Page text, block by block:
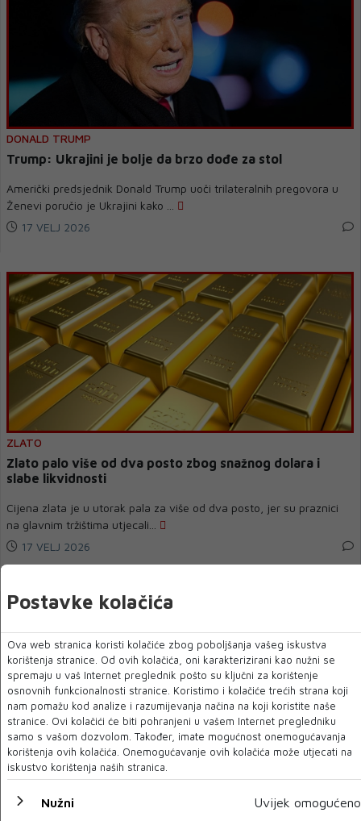
DONALD TRUMP
Trump: Ukrajini je bolje da brzo dođe za stol
Američki predsjednik Donald Trump uoči trilateralnih pregovora u
Ženevi poručio je Ukrajini kako ...
17 VELJ 2026
ZLATO
Zlato palo više od dva posto zbog snažnog dolara i
slabe likvidnosti
Cijena zlata je u utorak pala za više od dva posto, jer su praznici
na glavnim tržištima utjecali...
17 VELJ 2026
HILLARY CLINTON
Hillary Clinton: Trump zataškava objavu Epsteinovih
spisa, Bill i ja ćemo svjedočiti
Postavke kolačića
Ova web stranica koristi kolačiće zbog poboljšanja vašeg iskustva
korištenja stranice. Od ovih kolačića, oni karakterizirani kao nužni se
spremaju u vaš Internet preglednik pošto su ključni za korištenje
osnovnih funkcionalnosti stranice. Koristimo i kolačiće trećih strana koji
nam pomažu kod analize i razumijevanja načina na koji koristite naše
stranice. Ovi kolačići će biti pohranjeni u vašem Internet pregledniku
samo s vašom dozvolom. Također, imate mogućnost onemogućavanja
korištenja ovih kolačića. Onemogućavanje ovih kolačića može utjecati na
iskustvo korištenja naših stranica.
Nužni Uvijek omogućeno